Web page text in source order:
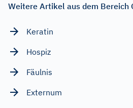
Weitere Artikel aus dem Bereich
Keratin
Hospiz
Fäulnis
Externum